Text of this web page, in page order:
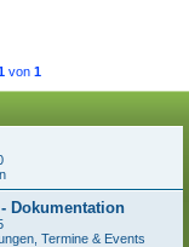
von 1
Dokumentation
Termine & Events